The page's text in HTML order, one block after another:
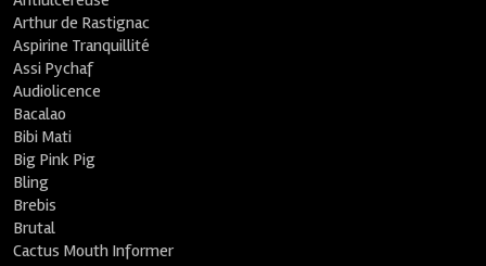
Arthur de Rastignac
Aspirine Tranquillité
Assi Pychaf
Audiolicence
Bacalao
Bibi Mati
Big Pink Pig
Bling
Brebis
Brutal
Cactus Mouth Informer